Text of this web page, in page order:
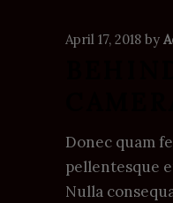
April 17, 2018 by
Donec quam
pellentesque
Nulla